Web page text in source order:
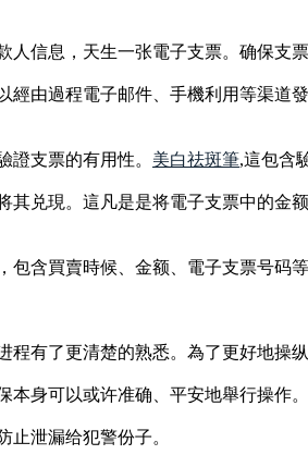
信息，天生一张電子支票。确保支
由過程電子邮件、手機利用等渠
證支票的有用性。 美白祛斑筆,這包含
兑現。這凡是是将電子支票中的金
含買賣時候、金额、電子支票号码
有了更清楚的熟悉。為了更好地操
身可以或许准确、平安地舉行操作。
止泄漏给犯警份子。